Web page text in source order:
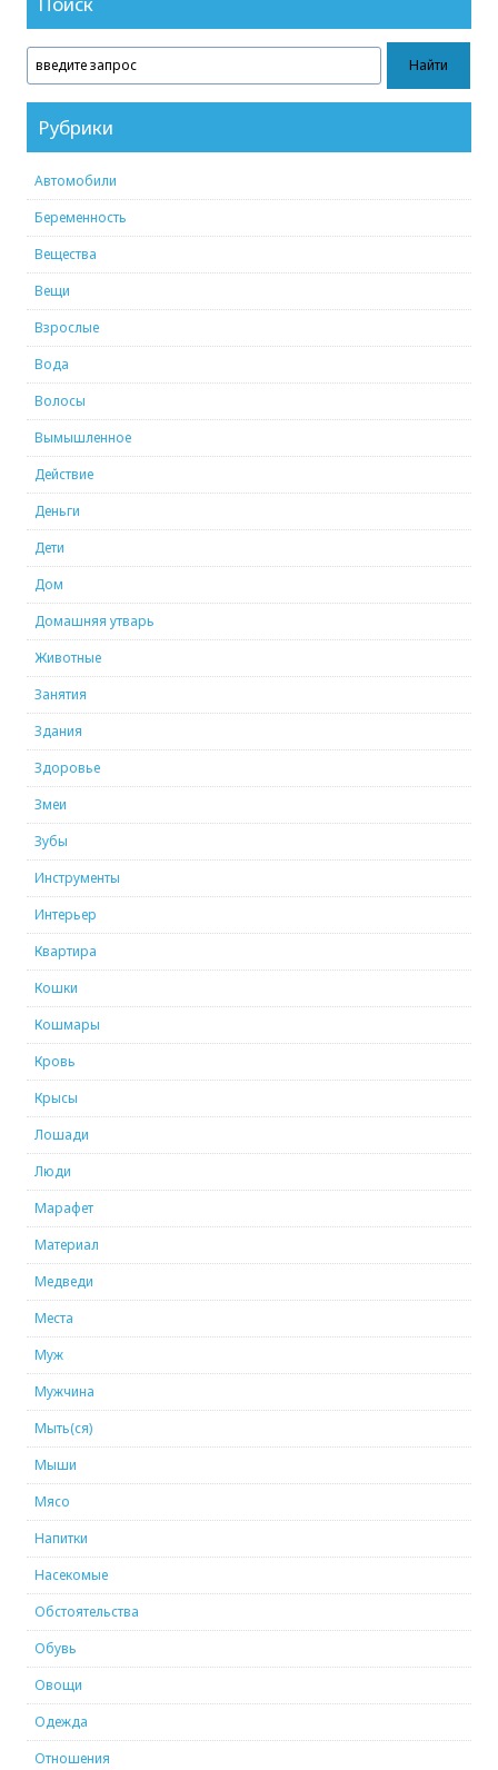
Рубрики
Автомобили
Беременность
Вещества
Вещи
Взрослые
Вода
Волосы
Вымышленное
Действие
Деньги
Дети
Дом
Домашняя утварь
Животные
Занятия
Здания
Здоровье
Змеи
Зубы
Инструменты
Интерьер
Квартира
Кошки
Кошмары
Кровь
Крысы
Лошади
Люди
Марафет
Материал
Медведи
Места
Муж
Мужчина
Мыть(ся)
Мыши
Мясо
Напитки
Насекомые
Обстоятельства
Обувь
Овощи
Одежда
Отношения